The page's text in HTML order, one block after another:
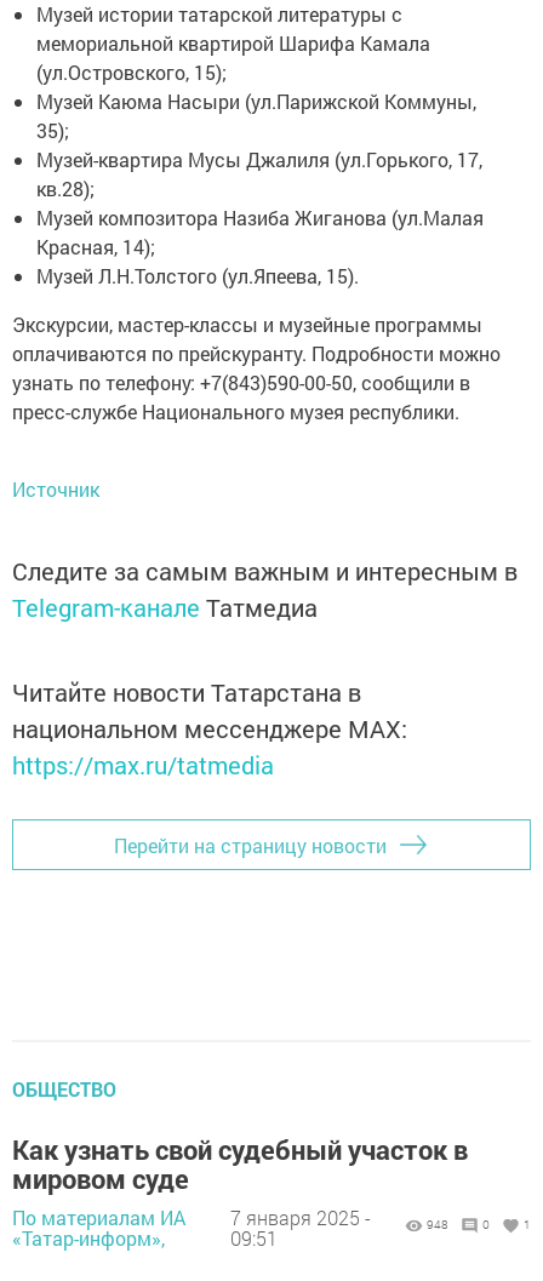
Музей истории татарской литературы с
мемориальной квартирой Шарифа Камала
(ул.Островского, 15);
Музей Каюма Насыри (ул.Парижской Коммуны,
35);
Музей-квартира Мусы Джалиля (ул.Горького, 17,
кв.28);
Музей композитора Назиба Жиганова (ул.Малая
Красная, 14);
Музей Л.Н.Толстого (ул.Япеева, 15).
Экскурсии, мастер-классы и музейные программы
оплачиваются по прейскуранту. Подробности можно
узнать по телефону: +7(843)590-00-50, сообщили в
пресс-службе Национального музея республики.
Источник
Следите за самым важным и интересным в
Telegram-канале Татмедиа
Читайте новости Татарстана в
национальном мессенджере MАХ:
https://max.ru/tatmedia
Перейти на страницу новости
ОБЩЕСТВО
Как узнать свой судебный участок в
мировом суде
По материалам ИА
«Татар-информ»,
7 января 2025 -
09:51
948 0 1